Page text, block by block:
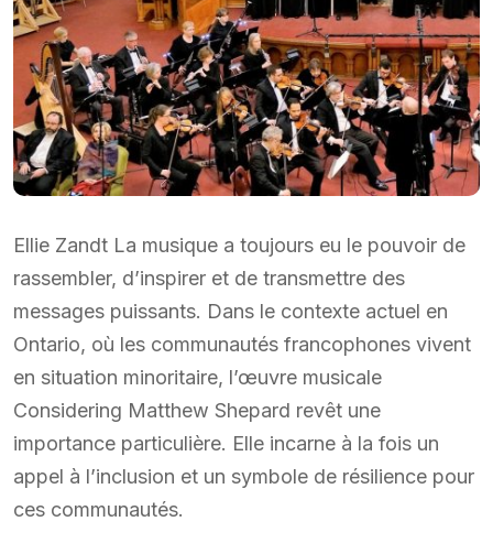
Ellie Zandt La musique a toujours eu le pouvoir de
rassembler, d’inspirer et de transmettre des
messages puissants. Dans le contexte actuel en
Ontario, où les communautés francophones vivent
en situation minoritaire, l’œuvre musicale
Considering Matthew Shepard revêt une
importance particulière. Elle incarne à la fois un
appel à l’inclusion et un symbole de résilience pour
ces communautés.